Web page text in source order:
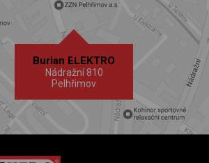
Burian ELEKTRO
Nádražní 810
Pelhřimov